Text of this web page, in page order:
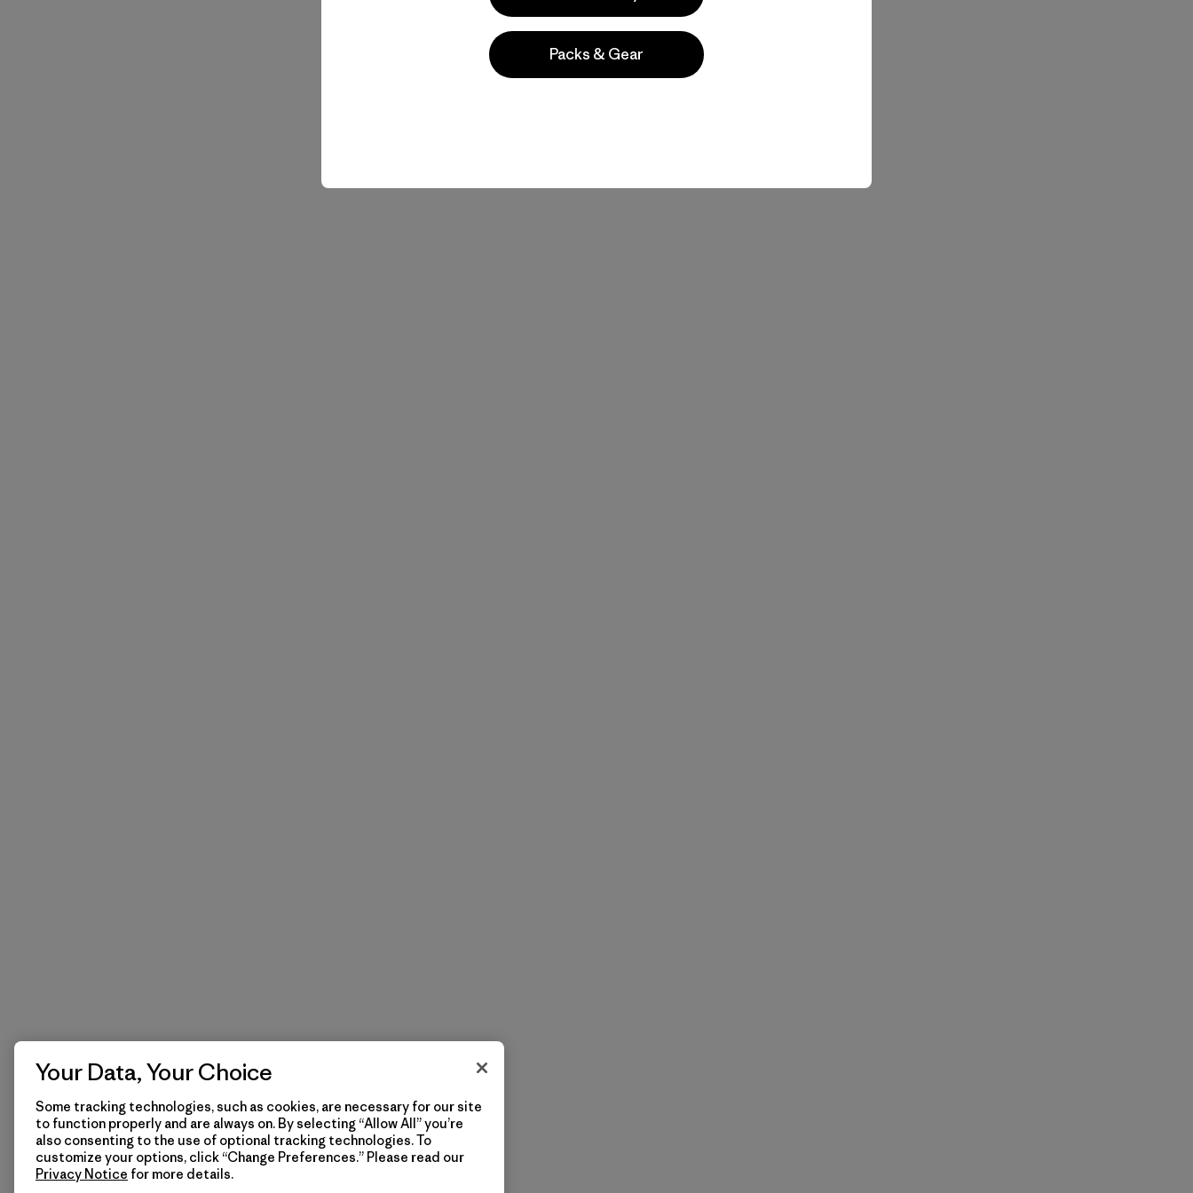
Packs & Gear
Your Data, Your Choice
Some tracking technologies, such as cookies, are necessary for our site
to function properly and are always on. By selecting “Allow All” you’re
also consenting to the use of optional tracking technologies. To
customize your options, click “Change Preferences.” Please read our
Privacy Notice for more details.